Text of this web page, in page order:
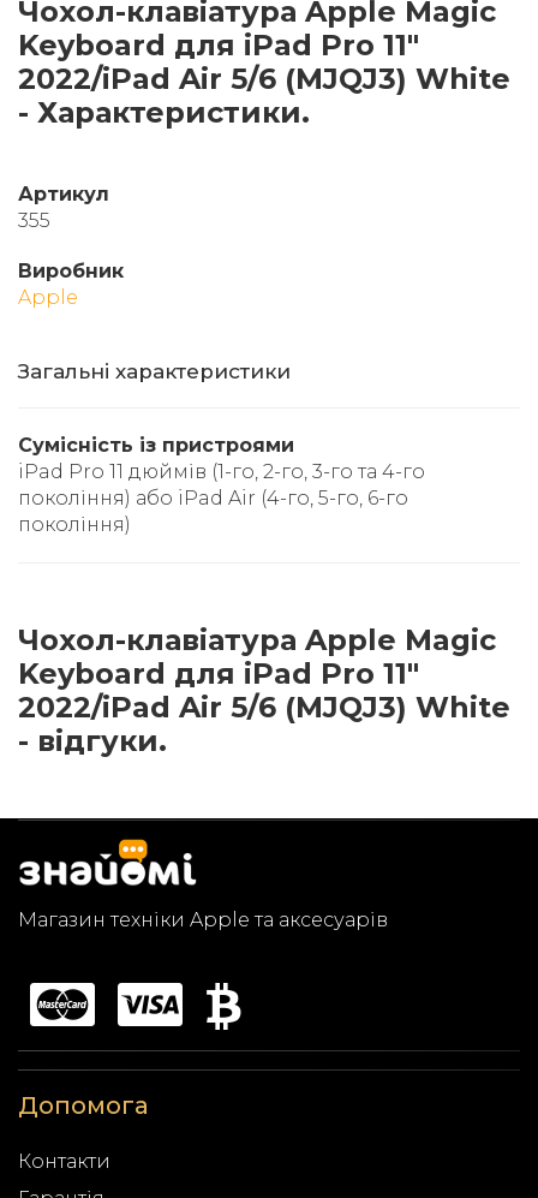
Чохол-клавіатура Apple Magic
Keyboard для iPad Pro 11"
2022/iPad Air 5/6 (MJQJ3) White
- Характеристики.
Артикул
355
Виробник
Apple
Загальні характеристики
Сумісність із пристроями
iPad Pro 11 дюймів (1-го, 2-го, 3-го та 4-го
покоління) або iPad Air (4-го, 5-го, 6-го
покоління)
Чохол-клавіатура Apple Magic
Keyboard для iPad Pro 11"
2022/iPad Air 5/6 (MJQJ3) White
- відгуки.
Магазин техніки Apple та аксесуарів
Допомога
Контакти